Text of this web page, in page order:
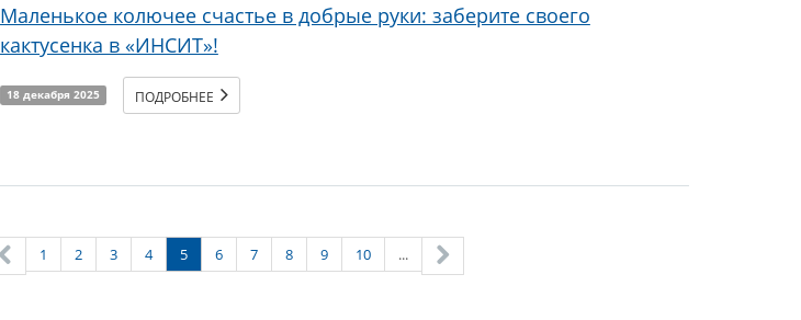
Маленькое колючее счастье в добрые руки: заберите своего
кактусенка в «ИНСИТ»!
18 декабря 2025 ПОДРОБНЕЕ
1 2 3 4 5 6 7 8 9 10 ...